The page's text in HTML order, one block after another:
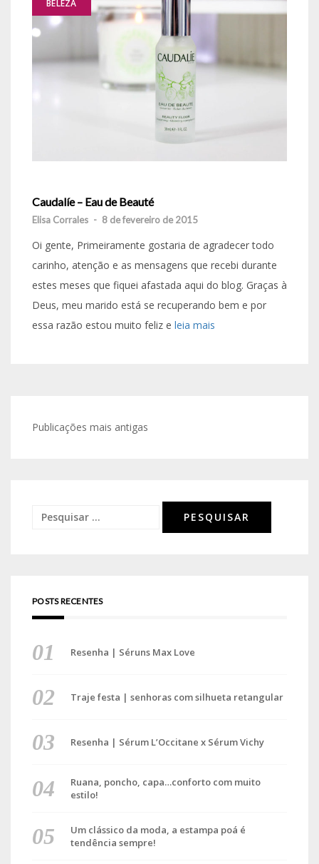
BELEZA
Caudalíe – Eau de Beauté
Elisa Corrales - 8 de fevereiro de 2015
Oi gente, Primeiramente gostaria de agradecer todo
carinho, atenção e as mensagens que recebi durante
estes meses que fiquei afastada aqui do blog. Graças à
Deus, meu marido está se recuperando bem e por
essa razão estou muito feliz e leia mais
Navegação
Publicações mais antigas
Pesquisar
POSTS RECENTES
Resenha | Séruns Max Love
Traje festa | senhoras com silhueta retangular
Resenha | Sérum L’Occitane x Sérum Vichy
Ruana, poncho, capa…conforto com muito
estilo!
Um clássico da moda, a estampa poá é
tendência sempre!